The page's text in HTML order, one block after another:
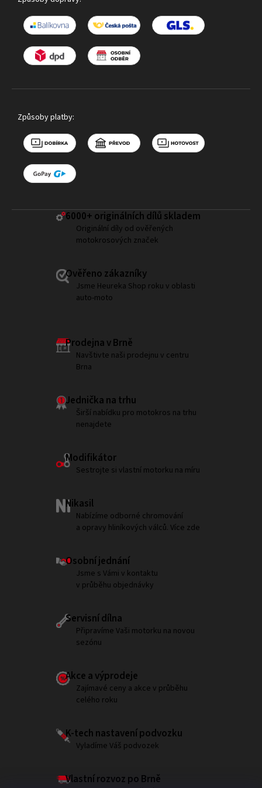
Způsoby platby:
6000+ ​originálních dílů skladem
Originální díly od ověřených
motokrosových značek
Ověřeno zákazníky
Jsme Heureka Shop roku v oblasti
auto-moto
Prodejna v Brně
Navštivte naši prodejnu v centru
Brna
Jednička na trhu
Širší nabídku pro motokros na trhu
nenajdete
Modifikátor
Sestrojte si vlastní motorku na míru
Nikasil
Nabízíme odborné chromování
a opravy hliníkových válců. Více zde
Osobní jednání
Jsme s Vámi v kontaktu
v průběhu objednávky
Servisní dílna
Připravíme Vaši motorku na novou
sezónu
Akce a výprodeje
Zajímavé ceny a akce v průběhu
celého roku
K-tech nastavení podvozku
Vyladíme Váš podvozek
Vlastní rozvoz po Brně